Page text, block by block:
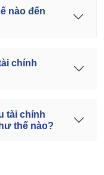
nào đến
chính
tài chính
thế nào?